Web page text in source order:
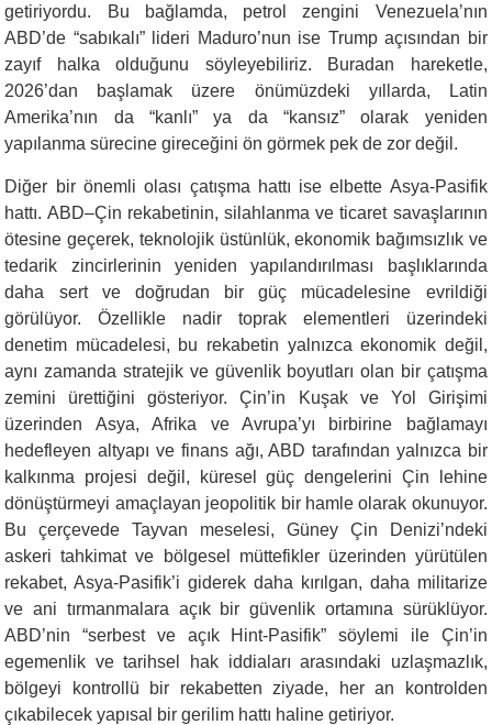
getiriyordu. Bu bağlamda, petrol zengini Venezuela’nın
ABD’de “sabıkalı” lideri Maduro’nun ise Trump açısından bir
zayıf halka olduğunu söyleyebiliriz. Buradan hareketle,
2026’dan başlamak üzere önümüzdeki yıllarda, Latin
Amerika’nın da “kanlı” ya da “kansız” olarak yeniden
yapılanma sürecine gireceğini ön görmek pek de zor değil.
Diğer bir önemli olası çatışma hattı ise elbette Asya-Pasifik
hattı. ABD–Çin rekabetinin, silahlanma ve ticaret savaşlarının
ötesine geçerek, teknolojik üstünlük, ekonomik bağımsızlık ve
tedarik zincirlerinin yeniden yapılandırılması başlıklarında
daha sert ve doğrudan bir güç mücadelesine evrildiği
görülüyor. Özellikle nadir toprak elementleri üzerindeki
denetim mücadelesi, bu rekabetin yalnızca ekonomik değil,
aynı zamanda stratejik ve güvenlik boyutları olan bir çatışma
zemini ürettiğini gösteriyor. Çin’in Kuşak ve Yol Girişimi
üzerinden Asya, Afrika ve Avrupa’yı birbirine bağlamayı
hedefleyen altyapı ve finans ağı, ABD tarafından yalnızca bir
kalkınma projesi değil, küresel güç dengelerini Çin lehine
dönüştürmeyi amaçlayan jeopolitik bir hamle olarak okunuyor.
Bu çerçevede Tayvan meselesi, Güney Çin Denizi’ndeki
askeri tahkimat ve bölgesel müttefikler üzerinden yürütülen
rekabet, Asya-Pasifik’i giderek daha kırılgan, daha militarize
ve ani tırmanmalara açık bir güvenlik ortamına sürüklüyor.
ABD’nin “serbest ve açık Hint-Pasifik” söylemi ile Çin’in
egemenlik ve tarihsel hak iddiaları arasındaki uzlaşmazlık,
bölgeyi kontrollü bir rekabetten ziyade, her an kontrolden
çıkabilecek yapısal bir gerilim hattı haline getiriyor.